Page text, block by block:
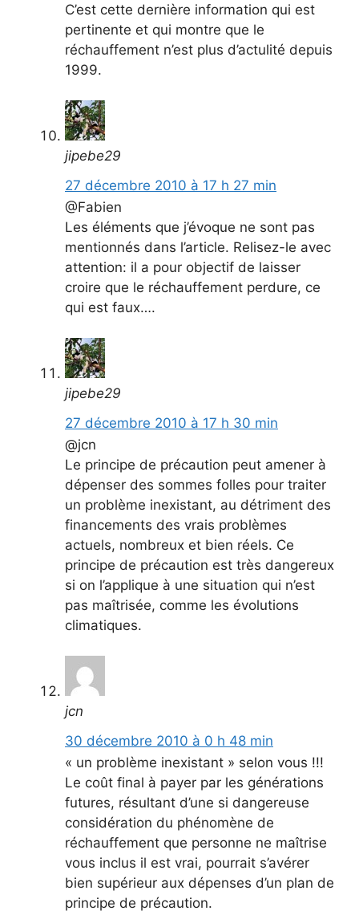
C’est cette dernière information qui est
pertinente et qui montre que le
réchauffement n’est plus d’actulité depuis
1999.
jipebe29
27 décembre 2010 à 17 h 27 min
@Fabien
Les éléments que j’évoque ne sont pas
mentionnés dans l’article. Relisez-le avec
attention: il a pour objectif de laisser
croire que le réchauffement perdure, ce
qui est faux….
jipebe29
27 décembre 2010 à 17 h 30 min
@jcn
Le principe de précaution peut amener à
dépenser des sommes folles pour traiter
un problème inexistant, au détriment des
financements des vrais problèmes
actuels, nombreux et bien réels. Ce
principe de précaution est très dangereux
si on l’applique à une situation qui n’est
pas maîtrisée, comme les évolutions
climatiques.
jcn
30 décembre 2010 à 0 h 48 min
« un problème inexistant » selon vous !!!
Le coût final à payer par les générations
futures, résultant d’une si dangereuse
considération du phénomène de
réchauffement que personne ne maîtrise
vous inclus il est vrai, pourrait s’avérer
bien supérieur aux dépenses d’un plan de
principe de précaution.